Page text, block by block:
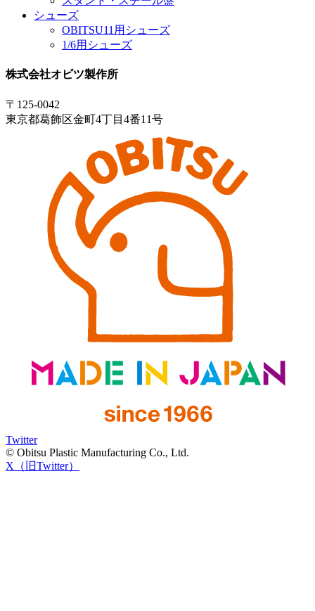
シューズ
OBITSU11用シューズ
1/6用シューズ
株式会社オビツ製作所
〒125-0042
東京都葛飾区金町4丁目4番11号
Twitter
© Obitsu Plastic Manufacturing Co., Ltd.
X（旧Twitter）